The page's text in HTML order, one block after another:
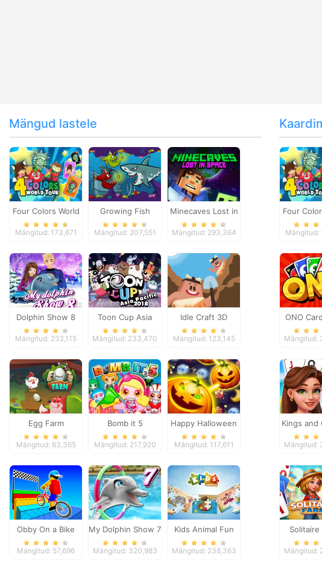
Mängud lastele
Four Colors World
Tour
Mängitud: 173,671
Growing Fish
Mängitud: 207,551
Minecaves Lost in
Space
Mängitud: 293,364
Dolphin Show 8
Mängitud: 232,115
Toon Cup Asia
Pacific 2018
Mängitud: 233,470
Idle Craft 3D
Mängitud: 123,145
Egg Farm
Mängitud: 63,365
Bomb it 5
Mängitud: 217,920
Happy Halloween
Mängitud: 117,611
Obby On a Bike
Mängitud: 57,696
My Dolphin Show 7
Mängitud: 320,983
Kids Animal Fun
Mängitud: 238,363
Four
Mängitud:
ONO
Mängitud:
Kings and
Solitaire
Mängitud:
Solitaire
Mängitud: